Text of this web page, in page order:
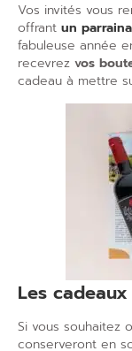
Vos invités vous
offrant un
fabuleuse année
recevrez vos
cadeau à mettre
Les
Si vous souhaitez
conserveront en